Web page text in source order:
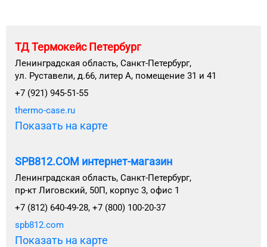
ТД Термокейс Петербург
Ленинградская область, Санкт-Петербург,
ул. Руставели, д.66, литер А, помещение 31 и 41
+7 (921) 945-51-55
thermo-case.ru
Показать на карте
SPB812.COM интернет-магазин
Ленинградская область, Санкт-Петербург,
пр-кт Лиговский, 50П, корпус 3, офис 1
+7 (812) 640-49-28, +7 (800) 100-20-37
spb812.com
Показать на карте